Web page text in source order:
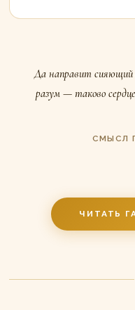
Да направит сияющий
разум — таково
СМЫСЛ
ЧИТАТЬ